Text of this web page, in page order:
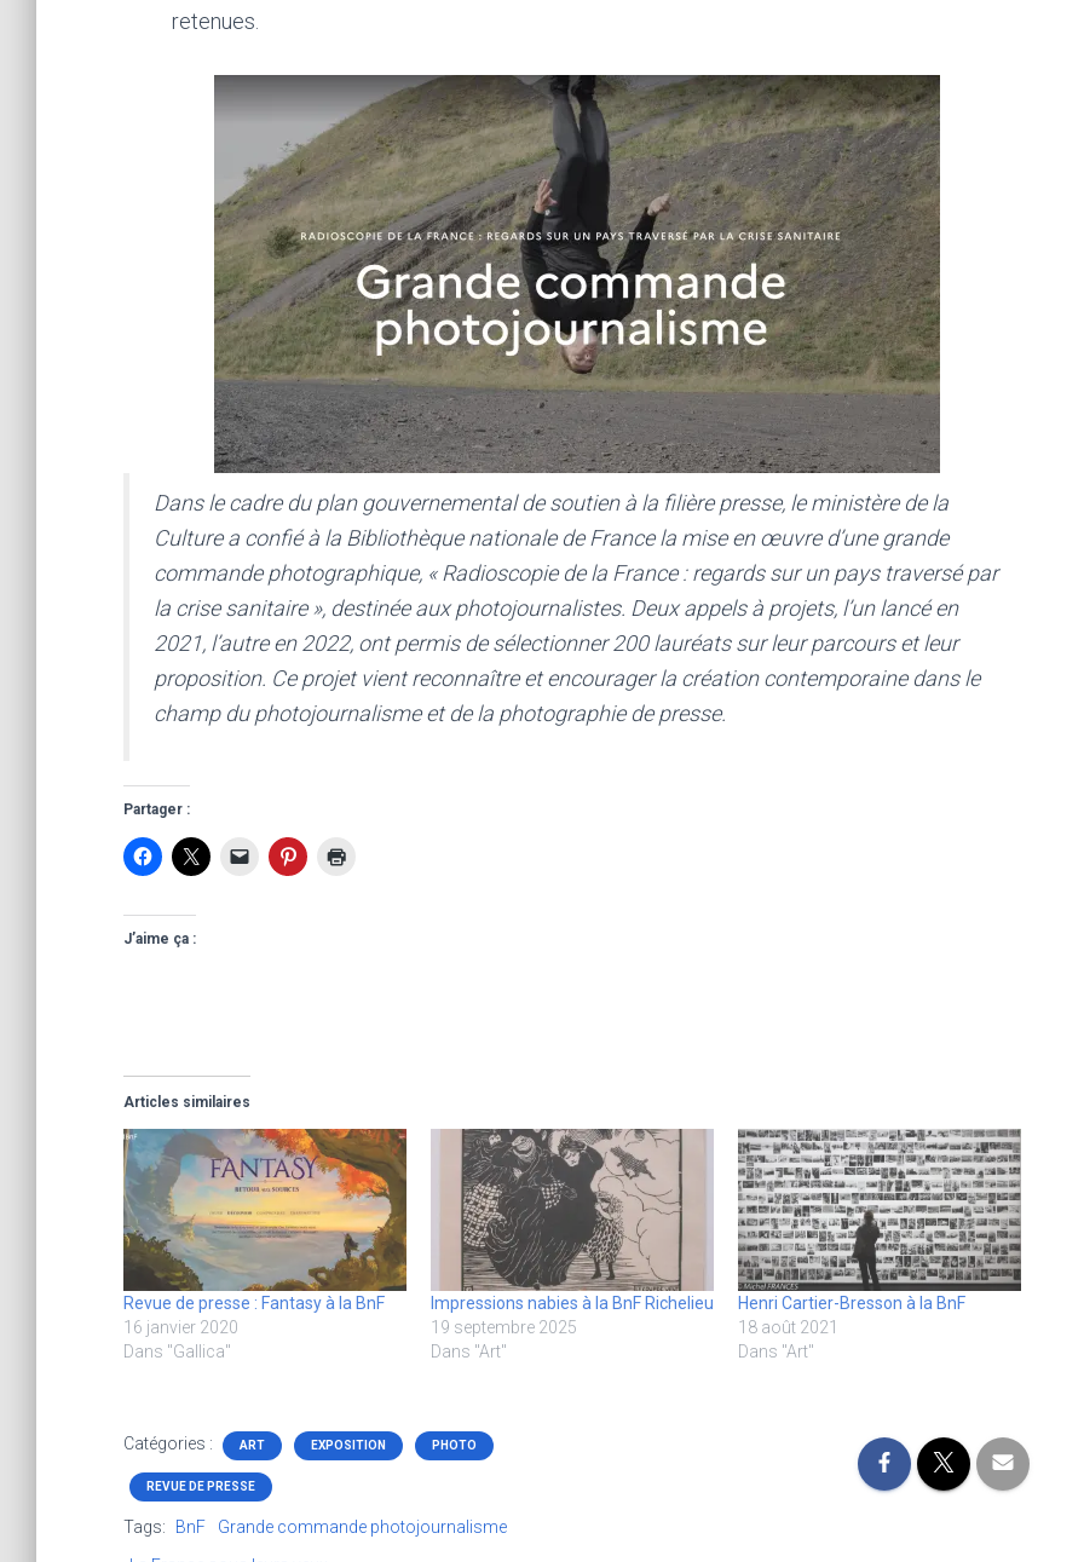
retenues.
Dans le cadre du plan gouvernemental de soutien à la filière presse, le ministère de la
Culture a confié à la Bibliothèque nationale de France la mise en œuvre d’une grande
commande photographique, « Radioscopie de la France : regards sur un pays traversé par
la crise sanitaire », destinée aux photojournalistes. Deux appels à projets, l’un lancé en
2021, l’autre en 2022, ont permis de sélectionner 200 lauréats sur leur parcours et leur
proposition. Ce projet vient reconnaître et encourager la création contemporaine dans le
champ du photojournalisme et de la photographie de presse.
Partager :
J’aime ça :
Articles similaires
Revue de presse : Fantasy à la BnF
16 janvier 2020
Dans "Gallica"
Impressions nabies à la BnF Richelieu
19 septembre 2025
Dans "Art"
Henri Cartier-Bresson à la BnF
18 août 2021
Dans "Art"
Catégories : ART EXPOSITION PHOTO
REVUE DE PRESSE
Tags: BnF
Grande commande photojournalisme